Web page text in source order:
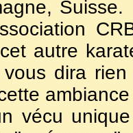
autre
dira
vécu